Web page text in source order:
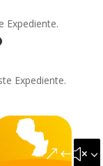
Expediente.
Expediente.